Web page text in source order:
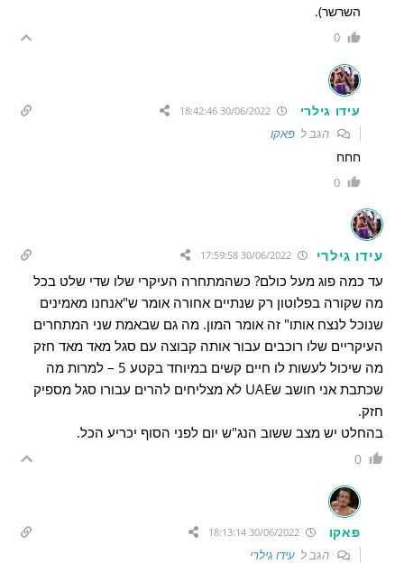
השרשר).
0
עידו גילרי 30/06/2022 18:42:46
הגב לפאקו
חחח
0
עידו גילרי 30/06/2022 17:59:58
עד כמה פוג מעל כולם? כשהמתחרה העיקרי שלו שדי שלט בכל
מה שקורה בפלוטון רק שנתיים אחורה אומר ש"אנחנו מאמינים
שנוכל לנצח אותו" זה אומר המון. מה גם שבאמת שני המתחרים
העיקריים שלו רוכבים עבור אותה קבוצה עם סגל מאד מאד חזק
מה שיכול לעשות לו חיים קשים במיוחד בקטע 5 – למרות מה
שכתבת אני חושב שUAE לא מצליחים להרים עבורו סגל מספיק
חזק.
בהחלט יש מצב ששוב הנג"ש יום לפני הסוף יכריע הכל.
0
פאקו 30/06/2022 18:13:14
הגב לעידו גילרי